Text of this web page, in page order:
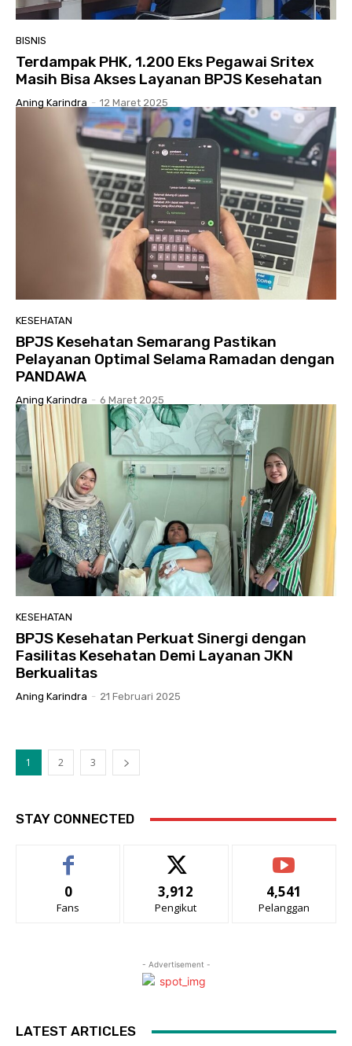
BISNIS
Terdampak PHK, 1.200 Eks Pegawai Sritex
Masih Bisa Akses Layanan BPJS Kesehatan
Aning Karindra - 12 Maret 2025
KESEHATAN
BPJS Kesehatan Semarang Pastikan
Pelayanan Optimal Selama Ramadan dengan
PANDAWA
Aning Karindra - 6 Maret 2025
KESEHATAN
BPJS Kesehatan Perkuat Sinergi dengan
Fasilitas Kesehatan Demi Layanan JKN
Berkualitas
Aning Karindra - 21 Februari 2025
1 2 3
STAY CONNECTED
0
Fans
3,912
Pengikut
4,541
Pelanggan
- Advertisement -
LATEST ARTICLES